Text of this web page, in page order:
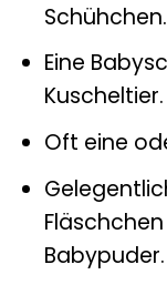
Schühchen.
Eine
Kuscheltier.
Oft eine
Babypuder.